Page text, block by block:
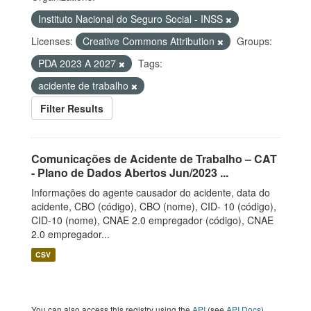
Instituto Nacional do Seguro Social - INSS
Licenses:
Creative Commons Attribution
Groups:
PDA 2023 A 2027
Tags:
acidente de trabalho
Filter Results
Comunicações de Acidente de Trabalho – CAT
- Plano de Dados Abertos Jun/2023 ...
Informações do agente causador do acidente, data do
acidente, CBO (código), CBO (nome), CID- 10 (código),
CID-10 (nome), CNAE 2.0 empregador (código), CNAE
2.0 empregador...
CSV